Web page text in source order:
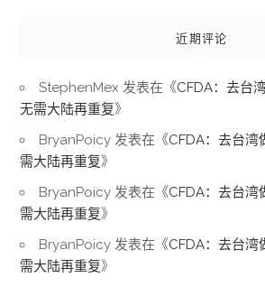
近期评论
StephenMex 发表在《CFDA：去台
无需大陆再重复》
BryanPoicy 发表在《CFDA：去台湾
需大陆再重复》
BryanPoicy 发表在《CFDA：去台湾
需大陆再重复》
BryanPoicy 发表在《CFDA：去台湾
需大陆再重复》